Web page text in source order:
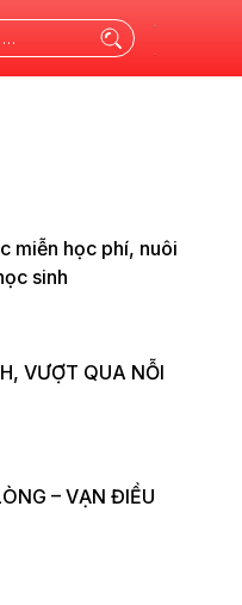
kiếm
miễn học phí, nuôi
sinh
VƯỢT QUA NỖI
– VẠN ĐIỀU